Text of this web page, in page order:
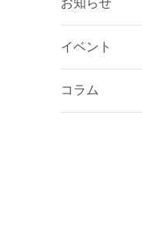
お知らせ
イベント
コラム